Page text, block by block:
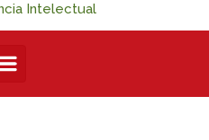
Intelectual